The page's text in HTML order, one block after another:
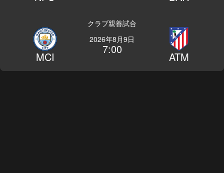
クラブ親善試合
MCI
2026年8月9日
7:00
ATM